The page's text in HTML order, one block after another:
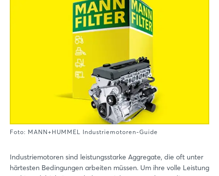
Foto: MANN+HUMMEL Industriemotoren-Guide
Industriemotoren sind leistungsstarke Aggregate, die oft unter
härtesten Bedingungen arbeiten müssen. Um ihre volle Leistung